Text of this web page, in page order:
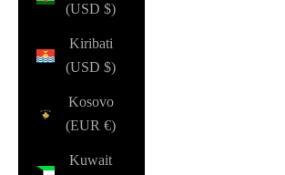
(USD $)
Kiribati
(USD $)
Kosovo
(EUR €)
Kuwait